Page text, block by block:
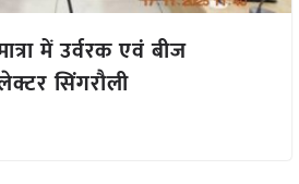
में उर्वरक एवं बीज
सिंगरौली